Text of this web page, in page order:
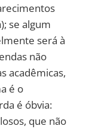
se algum
será à
não
acadêmicas,
é o
é óbvia:
que não